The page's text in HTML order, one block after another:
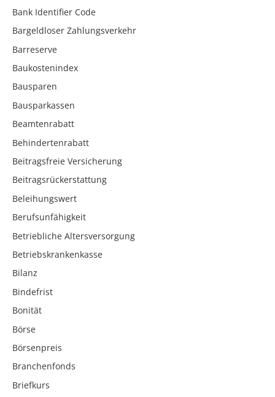
Bank Identifier Code
Bargeldloser Zahlungsverkehr
Barreserve
Baukostenindex
Bausparen
Bausparkassen
Beamtenrabatt
Behindertenrabatt
Beitragsfreie Versicherung
Beitragsrückerstattung
Beleihungswert
Berufsunfähigkeit
Betriebliche Altersversorgung
Betriebskrankenkasse
Bilanz
Bindefrist
Bonität
Börse
Börsenpreis
Branchenfonds
Briefkurs